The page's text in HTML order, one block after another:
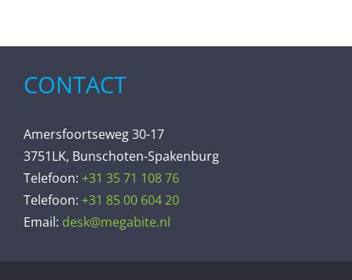
CONTACT
Amersfoortseweg 30-17
3751LK, Bunschoten-Spakenburg
Telefoon: +31 35 71 108 76
Telefoon: +31 85 00 604 20
Email: desk@megabite.nl